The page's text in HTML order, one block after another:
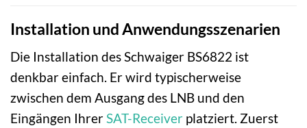
Installation und Anwendungsszenarien
Die Installation des Schwaiger BS6822 ist
denkbar einfach. Er wird typischerweise
zwischen dem Ausgang des LNB und den
Eingängen IhrerSAT-Receiver platziert. Zuerst